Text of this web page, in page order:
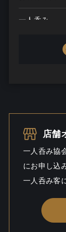
一人呑み
一人呑み
シーン
店舗
一人呑み協
にお申し込
一人呑み客